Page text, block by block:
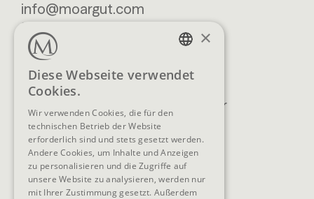
info@moargut.com
SERVICES
Lage & Anreise
Blog
FAQ
Buchen
Anfragen
Newsletter
AGB
SOCIAL MEDIA
×
Diese Webseite verwendet
Cookies.
Wir verwenden Cookies, die für den
technischen Betrieb der Website
erforderlich sind und stets gesetzt werden.
Andere Cookies, um Inhalte und Anzeigen
zu personalisieren und die Zugriffe auf
unsere Website zu analysieren, werden nur
mit Ihrer Zustimmung gesetzt. Außerdem